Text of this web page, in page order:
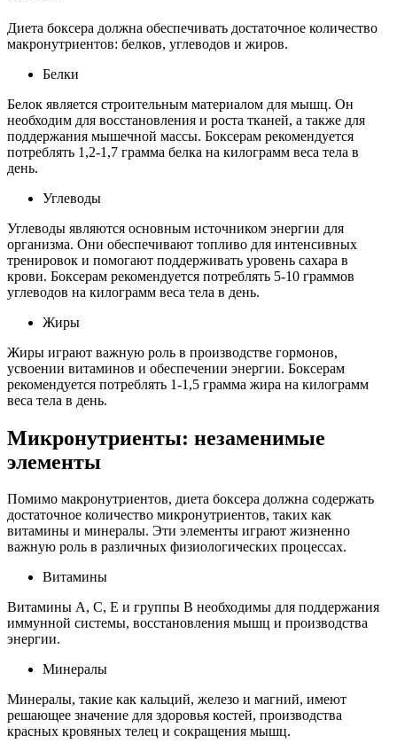
Диета боксера должна обеспечивать достаточное количество
макронутриентов: белков, углеводов и жиров.
Белки
Белок является строительным материалом для мышц. Он
необходим для восстановления и роста тканей, а также для
поддержания мышечной массы. Боксерам рекомендуется
потреблять 1,2-1,7 грамма белка на килограмм веса тела в
день.
Углеводы
Углеводы являются основным источником энергии для
организма. Они обеспечивают топливо для интенсивных
тренировок и помогают поддерживать уровень сахара в
крови. Боксерам рекомендуется потреблять 5-10 граммов
углеводов на килограмм веса тела в день.
Жиры
Жиры играют важную роль в производстве гормонов,
усвоении витаминов и обеспечении энергии. Боксерам
рекомендуется потреблять 1-1,5 грамма жира на килограмм
веса тела в день.
Микронутриенты: незаменимые
элементы
Помимо макронутриентов, диета боксера должна содержать
достаточное количество микронутриентов, таких как
витамины и минералы. Эти элементы играют жизненно
важную роль в различных физиологических процессах.
Витамины
Витамины А, С, Е и группы В необходимы для поддержания
иммунной системы, восстановления мышц и производства
энергии.
Минералы
Минералы, такие как кальций, железо и магний, имеют
решающее значение для здоровья костей, производства
красных кровяных телец и сокращения мышц.